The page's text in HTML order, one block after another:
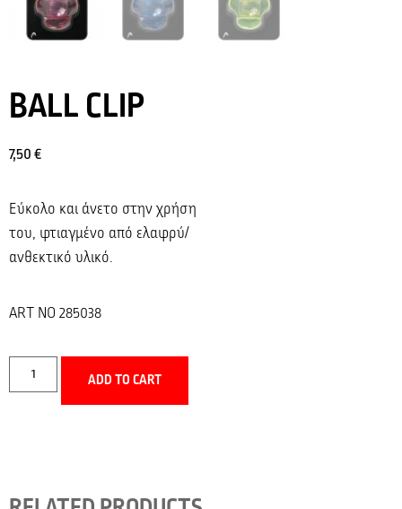
BALL CLIP
7,50€
Εύκολο και άνετο στην χρήση
του, φτιαγμένο από ελαφρύ/
ανθεκτικό υλικό.
ART NO 285038
ADD TO CART